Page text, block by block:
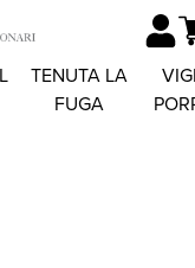
TENUTA LA
FUGA